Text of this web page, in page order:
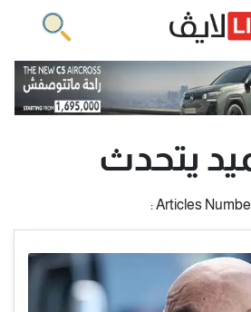
يتحدث
Articles Number